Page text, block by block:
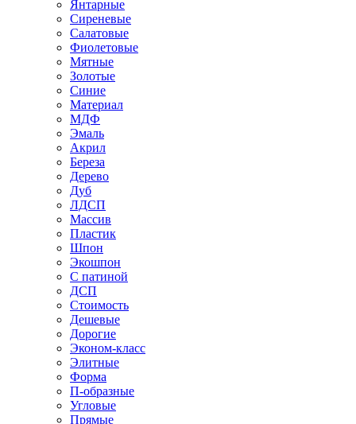
Янтарные
Сиреневые
Салатовые
Фиолетовые
Мятные
Золотые
Синие
Материал
МДФ
Эмаль
Акрил
Береза
Дерево
Дуб
ЛДСП
Массив
Пластик
Шпон
Экошпон
С патиной
ДСП
Стоимость
Дешевые
Дорогие
Эконом-класс
Элитные
Форма
П-образные
Угловые
Прямые